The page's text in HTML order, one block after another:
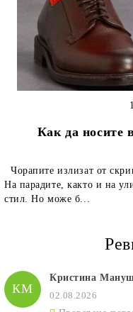
Как да носите
Чорапите излизат от
На парадите, както и на
стил. Но може б...
КМ
Кристина
02.08.2026